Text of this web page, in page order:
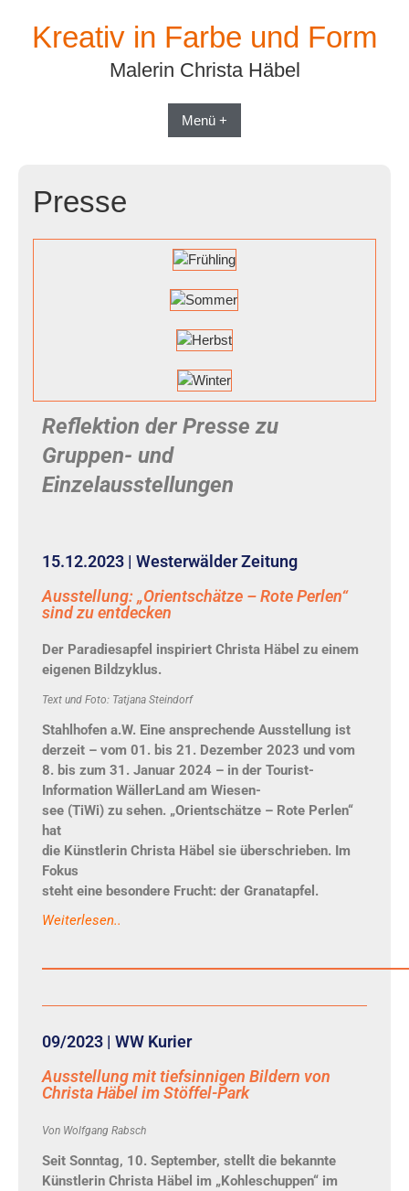
contentKreativ in Farbe und Form
Malerin Christa Häbel
Menü +
Presse
Reflektion der Presse zu
Gruppen- und
Einzelausstellungen
15.12.2023 | Westerwälder Zeitung
Ausstellung: „Orientschätze – Rote Perlen“
sind zu entdecken
Der Paradiesapfel inspiriert Christa Häbel zu einem
eigenen Bildzyklus.
Text und Foto: Tatjana Steindorf
Stahlhofen a.W. Eine ansprechende Ausstellung ist
derzeit –vom 01. bis 21. Dezember 2023 und vom
8. bis zum 31. Januar 2024 – in der Tourist-
Information WällerLand am Wiesen-
see (TiWi) zu sehen. „Orientschätze – Rote Perlen“
hat
die Künstlerin Christa Häbel sie überschrieben. Im
Fokus
steht eine besondere Frucht: der Granatapfel.
Weiterlesen..
09/2023 | WW Kurier
Ausstellung mit tiefsinnigen Bildern von
Christa Häbel im Stöffel-Park
Von Wolfgang Rabsch
Seit Sonntag, 10. September, stellt die bekannte
Künstlerin Christa Häbel im „Kohleschuppen“ im